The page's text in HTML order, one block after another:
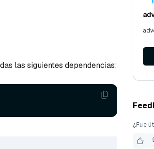
las siguientes dependencias:
¿Fue